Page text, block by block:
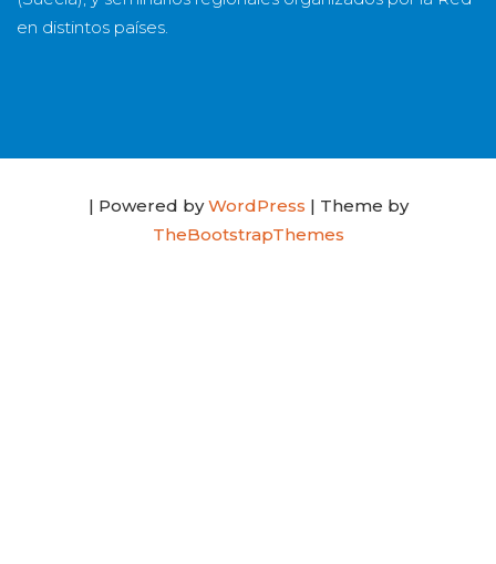
en distintos países.
| Powered byWordPress | Theme by
TheBootstrapThemes